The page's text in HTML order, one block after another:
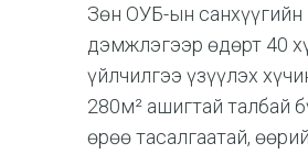
Зөн ОУБ-ын санхүүгийн
дэмжлэгээр өдөрт 40
үйлчилгээ үзүүлэх
280м² ашигтай талбай
өрөө тасалгаатай,